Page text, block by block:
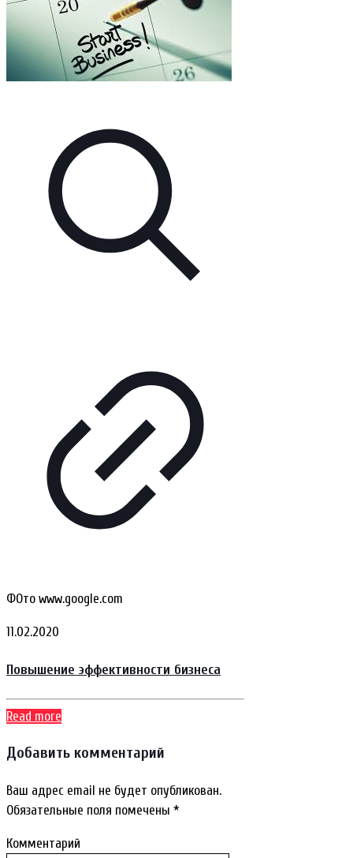
ФОто www.google.com
11.02.2020
Повышение эффективности бизнеса
Read more
Добавить комментарий
Ваш адрес email не будет опубликован.
Обязательные поля помечены *
Комментарий